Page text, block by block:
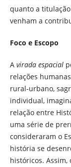
quanto a
venham a
Foco e Escopo
A virada espacial
relações
rural-urbano,
individual,
relação entre
uma série de
consideraram o
história se
históricos.